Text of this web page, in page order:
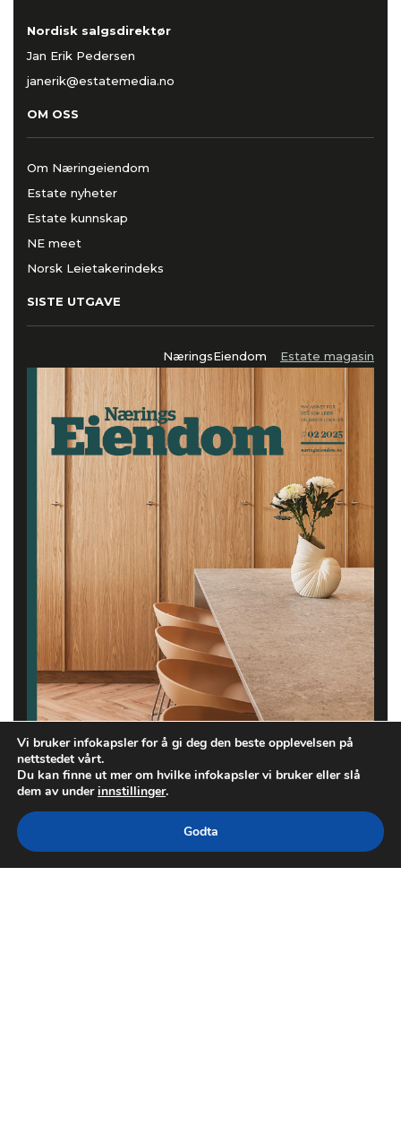
Nordisk salgsdirektør
Jan Erik Pedersen
janerik@estatemedia.no
OM OSS
Om Næringeiendom
Estate nyheter
Estate kunnskap
NE meet
Norsk Leietakerindeks
SISTE UTGAVE
NæringsEiendom Estate magasin
Vi bruker infokapsler for å gi deg den beste opplevelsen på
nettstedet vårt.
Du kan finne ut mer om hvilke infokapsler vi bruker eller slå
dem av underinnstillinger.
Godta